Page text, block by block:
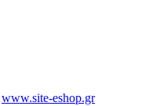
www.site-eshop.gr